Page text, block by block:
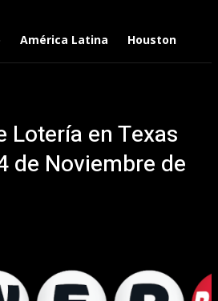
América Latina Houston
Lotería en Texas
de Noviembre de